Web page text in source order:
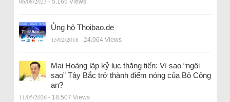
- 5.165 Views
Ủng hộ Thoibao.de
15/02/2018 - 24.064 Views
Mai Hoàng lập kỷ lục thăng tiến: Vì sao “ngôi
sao” Tây Bắc trở thành điểm nóng của Bộ Công
an?
11/05/2026 - 18.507 Views